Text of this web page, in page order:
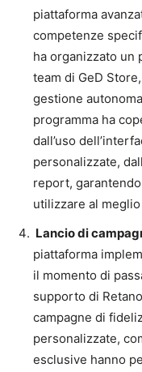
piattaforma
competenze
ha organizzato un
team di GeD
gestione
programma ha
dall’uso
personalizzate,
report,
utilizzare al
Lancio di
piattaforma
il momento di
supporto di
campagne di
personalizzate,
esclusive hanno